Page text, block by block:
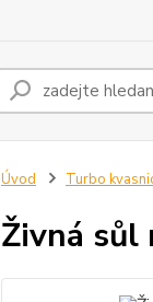
Úvod Turbo
Živná sůl